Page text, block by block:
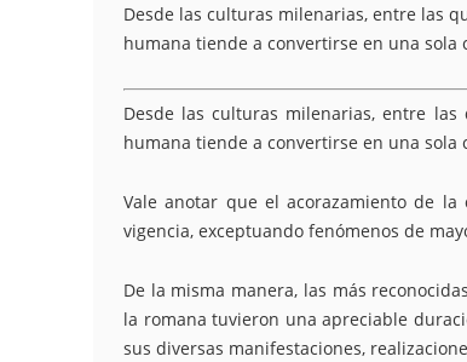
Desde las culturas milenarias, entre las
humana tiende a convertirse en una
Desde las culturas milenarias, entre
humana tiende a convertirse en una
Vale anotar que el acorazamiento de
vigencia, exceptuando fenómenos de
De la misma manera, las más
la romana tuvieron una apreciable
sus diversas manifestaciones,